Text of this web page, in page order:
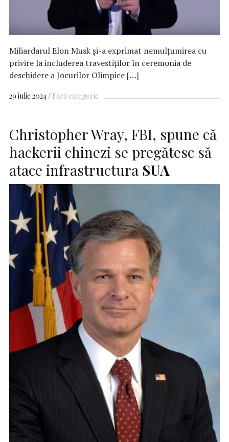
Miliardarul Elon Musk și-a exprimat nemulțumirea cu
privire la includerea travestiților în ceremonia de
deschidere a Jocurilor Olimpice […]
29 iulie 2024 Fără categorie
Christopher Wray, FBI, spune că
hackerii chinezi se pregătesc să
atace infrastructura SUA